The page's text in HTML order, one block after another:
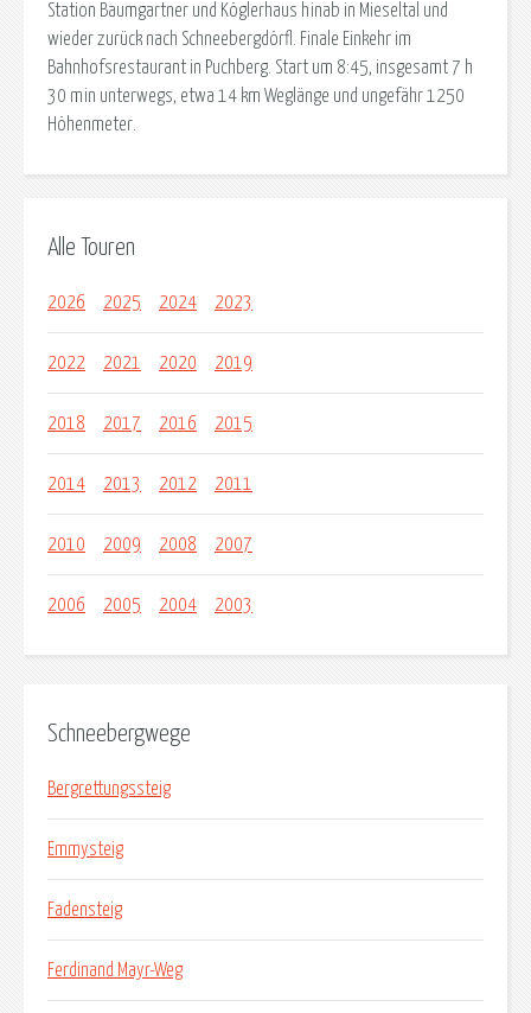
Station Baumgartner und Köglerhaus hinab in Mieseltal und
wieder zurück nach Schneebergdörfl. Finale Einkehr im
Bahnhofsrestaurant in Puchberg. Start um 8:45, insgesamt 7 h
30 min unterwegs, etwa 14 km Weglänge und ungefähr 1250
Höhenmeter.
Alle Touren
2026 2025 2024 2023
2022 2021 2020 2019
2018 2017 2016 2015
2014 2013 2012 2011
2010 2009 2008 2007
2006 2005 2004 2003
Schneebergwege
Bergrettungssteig
Emmysteig
Fadensteig
Ferdinand Mayr-Weg